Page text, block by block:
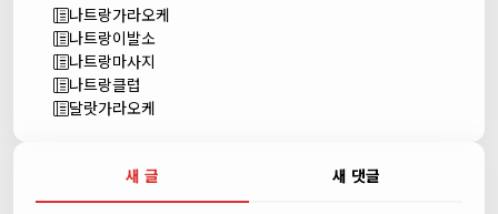
나트랑가라오케
나트랑이발소
나트랑마사지
나트랑클럽
달랏가라오케
새 글 새 댓글